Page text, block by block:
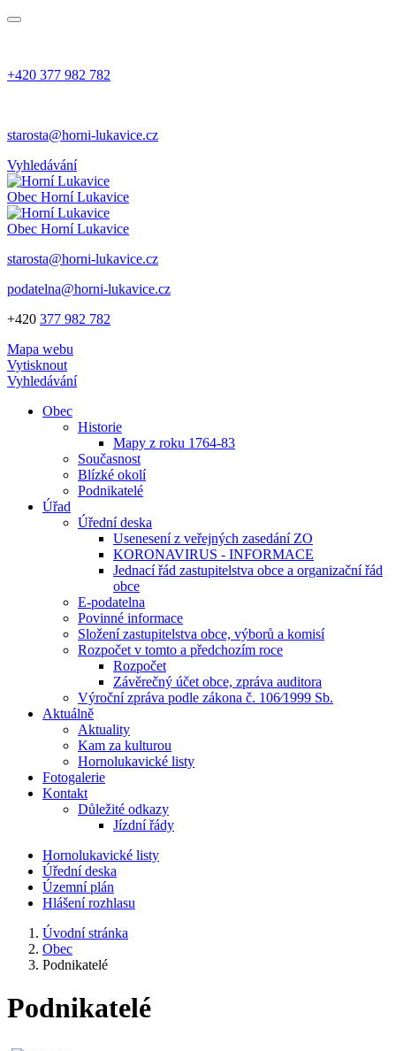
+420 377 982 782
starosta@horni-lukavice.cz
Vyhledávání
Obec Horní Lukavice
Obec Horní Lukavice
starosta@horni-lukavice.cz
podatelna@horni-lukavice.cz
+420 377 982 782
Mapa webu
Vytisknout
Vyhledávání
Obec
Historie
Mapy z roku 1764-83
Současnost
Blízké okolí
Podnikatelé
Úřad
Úřední deska
Usenesení z veřejných zasedání ZO
KORONAVIRUS - INFORMACE
Jednací řád zastupitelstva obce a organizační řád
obce
E-podatelna
Povinné informace
Složení zastupitelstva obce, výborů a komisí
Rozpočet v tomto a předchozím roce
Rozpočet
Závěrečný účet obce, zpráva auditora
Výroční zpráva podle zákona č. 106⁄1999 Sb.
Aktuálně
Aktuality
Kam za kulturou
Hornolukavické listy
Fotogalerie
Kontakt
Důležité odkazy
Jízdní řády
Hornolukavické listy
Úřední deska
Územní plán
Hlášení rozhlasu
Úvodní stránka
Obec
Podnikatelé
Podnikatelé